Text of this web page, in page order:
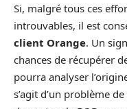
Si, malgré tous ces
introuvables, il est
client Orange. Un
chances de récupérer
pourra analyser
s’agit d’un problème